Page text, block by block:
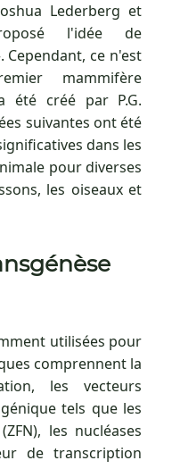
Lederberg et
l'idée de
Cependant, ce n'est
mammifère
été créé par P.G.
suivantes ont été
dans les
pour diverses
les oiseaux et
utilisées pour
comprennent la
les vecteurs
tels que les
les nucléases
de transcription